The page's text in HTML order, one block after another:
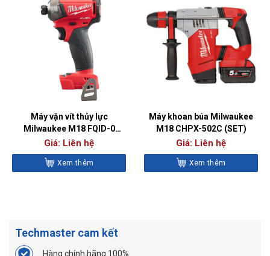
Máy vặn vít thủy lực
Milwaukee M18 FQID-0
(BARE)
Giá: Liên hệ
Xem thêm
Máy khoan búa Milwaukee
M18 CHPX-502C (SET)
Giá: Liên hệ
Xem thêm
Techmaster cam kết
Hàng chính hãng 100%